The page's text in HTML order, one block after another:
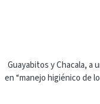
Guayabitos y Chacala, a
en “manejo higiénico de